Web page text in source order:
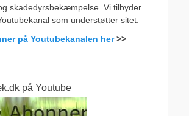
skadedyrsbekæmpelse. Vi tilbyder
som understøtter sitet:
på Youtubekanalen her>>
på Youtube